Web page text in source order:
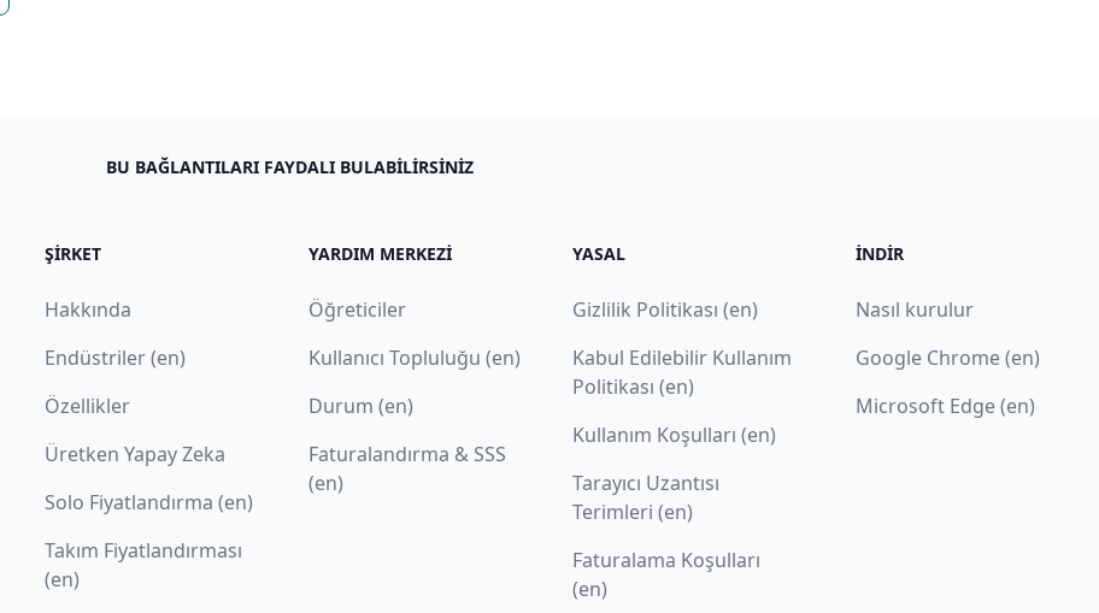
BU BAĞLANTILARI FAYDALI BULABILIRSINIZ
ŞIRKET
Hakkında
Endüstriler (en)
Özellikler
Üretken Yapay Zeka
Solo Fiyatlandırma (en)
Takım Fiyatlandırması
(en)
YARDIM MERKEZI
Öğreticiler
Kullanıcı Topluluğu (en)
Durum (en)
Faturalandırma & SSS
(en)
YASAL
Gizlilik Politikası (en)
Kabul Edilebilir Kullanım
Politikası (en)
Kullanım Koşulları (en)
Tarayıcı Uzantısı
Terimleri (en)
Faturalama Koşulları
(en)
İNDIR
Nasıl kurulur
Google Chrome (en)
Microsoft Edge (en)